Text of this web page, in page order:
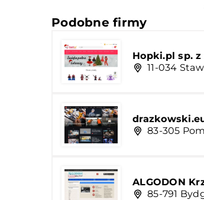
Podobne firmy
Hopki.pl sp. z
11-034
83-305
ALGODON
85-791